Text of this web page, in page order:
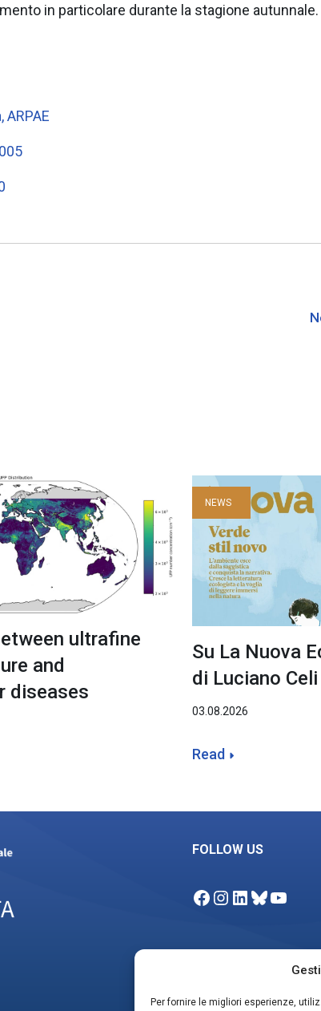
Per fornire le migliori esperienze,
in particolare durante la stagione autunnale.
ultrafine
and
diseases
NEWS
Su La Nuova
di Luciano Celi
03.08.2026
Read
FOLLOW US
Facebook
Instagram
LinkedIn
Bluesky